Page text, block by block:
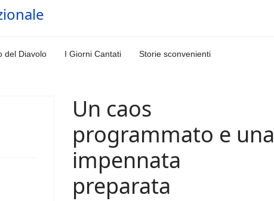
del Diavolo I Giorni Cantati Storie sconvenienti
Un caos
programmato e una
impennata
preparata